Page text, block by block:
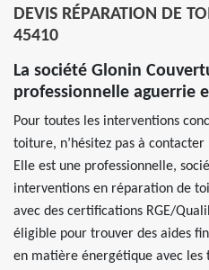
DEVIS RÉPARATION DE
45410
La société Glonin
professionnelle aguerrie
Pour toutes les interventions
toiture, n’hésitez pas à
Elle est une professionnelle,
interventions en réparation de
avec des certifications RGE/
éligible pour trouver des aides
en matière énergétique avec les